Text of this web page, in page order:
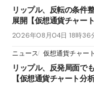
リップル、反転の条件
展開【仮想通貨チャー
2026年08月04日 18時36
ニュース 仮想通貨チャー
リップル、反発局面で
【仮想通貨チャート分